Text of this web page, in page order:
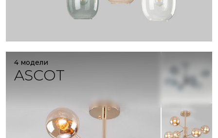
4 модели
ASCOT